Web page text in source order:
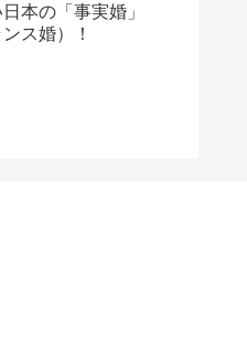
本の「事実婚」
ンス婚）！